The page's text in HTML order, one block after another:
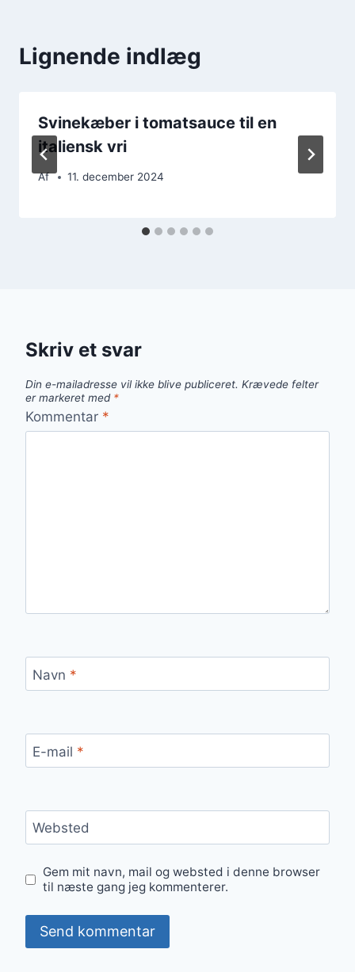
Lignende indlæg
Svinekæber i tomatsauce til en
italiensk vri
Af 11. december 2024
Skriv et svar
Din e-mailadresse vil ikke blive publiceret. Krævede felter
er markeret med *
Kommentar *
Navn *
E-mail *
Websted
Gem mit navn, mail og websted i denne browser
til næste gang jeg kommenterer.